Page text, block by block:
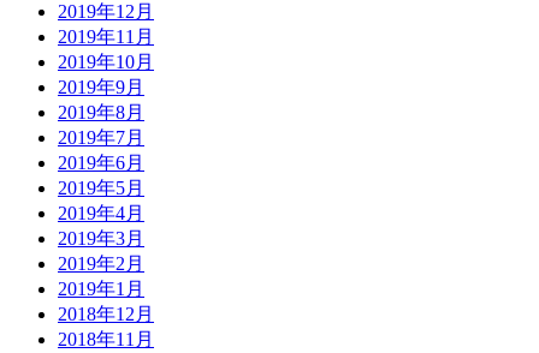
2019年12月
2019年11月
2019年10月
2019年9月
2019年8月
2019年7月
2019年6月
2019年5月
2019年4月
2019年3月
2019年2月
2019年1月
2018年12月
2018年11月